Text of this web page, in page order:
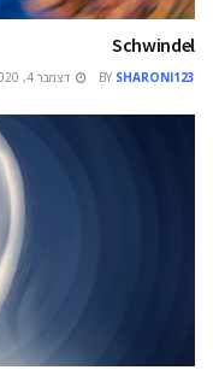
Schwindel
BY SHARONI123 דצמבר 4, 2020